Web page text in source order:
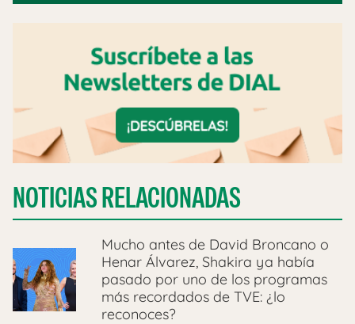
NOTICIAS RELACIONADAS
Mucho antes de David Broncano o
Henar Álvarez, Shakira ya había
pasado por uno de los programas
más recordados de TVE: ¿lo
reconoces?